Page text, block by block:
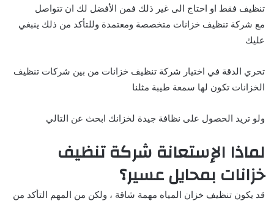
تنظيف فقط او احتاج الى غير ذلك فمن الأفضل لك ان تتواصل
مع شركة تنظيف خزانات متخصصة ومعتمدة وللتأكد من ذلك ينبغي
عليك
تحري الدقة في اختيار شركة تنظيف خزانات من بين شركات تنظيف
الخزانات تكون لها سمعة طيبة مثلنا
ولو تريد الحصول على نظافة جيدة لخزانك ابحث عن التالي
لماذا الإستعانة شركة تنظيف
خزانات بمحايل عسير؟
قد يكون تنظيف خزان المياه مهمة شاقة ، ولكن من المهم التأكد من